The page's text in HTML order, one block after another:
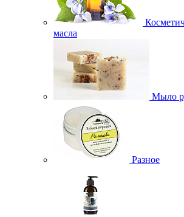
масла
Мыло
Разное